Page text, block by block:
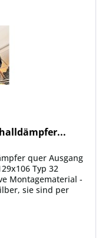
quer Ausgang
Typ 32
Montagematerial -
sie sind per